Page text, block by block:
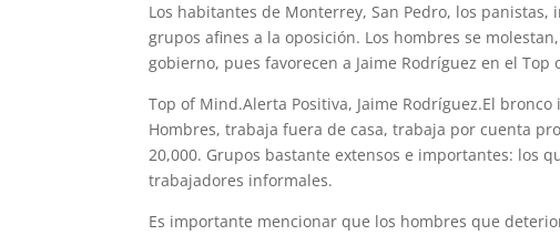
Los habitantes de Monterrey, San Pedro, los panistas,
grupos afines a la oposición. Los hombres se
gobierno, pues favorecen a Jaime Rodríguez en el Top
Top of Mind.Alerta Positiva, Jaime Rodríguez.El
Hombres, trabaja fuera de casa, trabaja por cuenta
20,000. Grupos bastante extensos e importantes: los
trabajadores informales.
Es importante mencionar que los hombres que